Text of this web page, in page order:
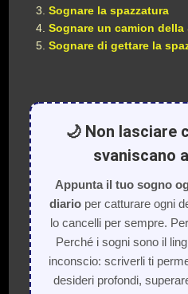
Sognare la spazzatura
Sognare un camion della
Sognare di gettare la
🌙 Non lasciare
svaniscano
Appunta il tuo sogno
diarioper catturare ogni
lo cancelli per sempre.
Perché i sogni sono il
inconscio: scriverli ti
desideri profondi,